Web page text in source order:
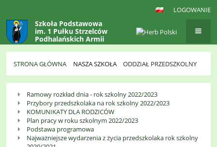
LOGOWANIE
Szkoła Podstawowa
im. 1 Pułku Strzelców
Podhalańskich Armii
Krajowej
w Gaboniu
STRONA GŁÓWNA NASZA SZKOŁA ODDZIAŁ PRZEDSZKOLNY
Oddział
Przedszkolny
Ramowy rozkład dnia - rok szkolny 2022/2023
Przybory przedszkolaka na rok szkolny 2022/2023
KOMUNIKATY DLA RODZICÓW
Plan pracy w roku szkolnym 2022/2023
Podstawa programowa
Najważniejsze wydarzenia z życia przedszkolaka rok szkolny